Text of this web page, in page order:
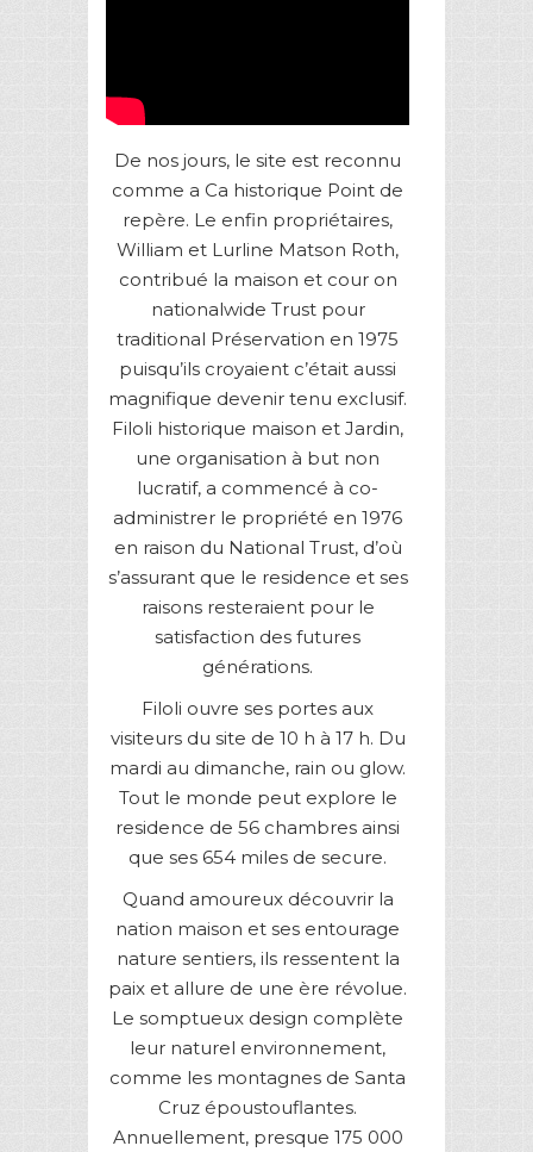
De nos jours, le site est reconnu
comme a Ca historique Point de
repère. Le enfin propriétaires,
William et Lurline Matson Roth,
contribué la maison et cour on
nationalwide Trust pour
traditional Préservation en 1975
puisqu’ils croyaient c’était aussi
magnifique devenir tenu exclusif.
Filoli historique maison et Jardin,
une organisation à but non
lucratif, a commencé à co-
administrer le propriété en 1976
en raison du National Trust, d’où
s’assurant que le residence et ses
raisons resteraient pour le
satisfaction des futures
générations.
Filoli ouvre ses portes aux
visiteurs du site de 10 h à 17 h. Du
mardi au dimanche, rain ou glow.
Tout le monde peut explore le
residence de 56 chambres ainsi
que ses 654 miles de secure.
Quand amoureux découvrir la
nation maison et ses entourage
nature sentiers, ils ressentent la
paix et allure de une ère révolue.
Le somptueux design complète
leur naturel environnement,
comme les montagnes de Santa
Cruz époustouflantes.
Annuellement, presque 175 000